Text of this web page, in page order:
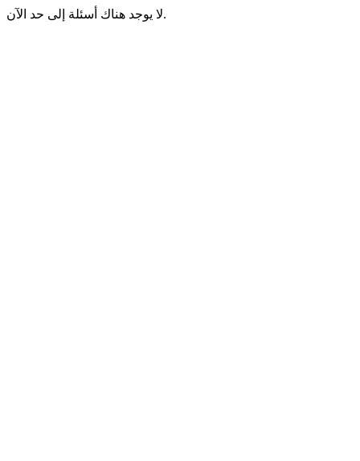
لا يوجد هناك أسئلة إلى حد الآن.